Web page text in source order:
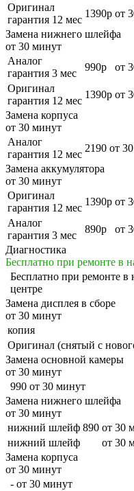
Оригинал
гарантия 12 мес
1390р от
Замена нижнего шлейфа
от 30 минут
Аналог
гарантия 3 мес
990р от
Оригинал
гарантия 12 мес
1390р от
Замена корпуса
от 30 минут
Аналог
гарантия 12 мес
2190 от
Замена аккумулятора
от 30 минут
Оригинал
гарантия 12 мес
1390р от
Аналог
гарантия 3 мес
890р от
Диагностика
Бесплатно при ремонте в
Бесплатно при ремонте в
центре
Замена дисплея в сборе
от 30 минут
копия
Оригинал (снятый с
Замена основной камеры
от 30 минут
990 от 30 минут
Замена нижнего шлейфа
от 30 минут
нижний шлейф 890 от 30
нижний шлейф
от 30
Замена корпуса
от 30 минут
- от 30 минут